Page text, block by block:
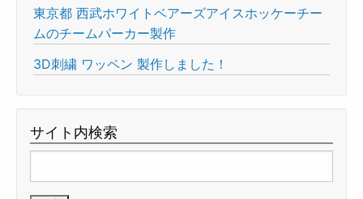
東京都 西武ホワイトベアーズアイスホッケーチー
ムのチームパーカー製作
3D刺繍 ワッペン 製作しました！
サイト内検索
索: